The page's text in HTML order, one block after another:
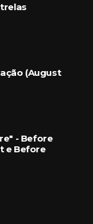
(August
- Before
e Before